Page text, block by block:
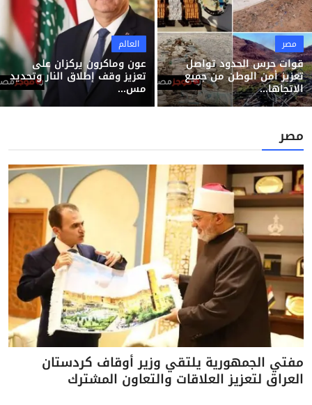
مصر
قوات حرس الحدود تواصل
تعزيز أمن الوطن من جميع
الاتجاها...
العالم
عون وماكرون يركزان على
تعزيز وقف إطلاق النار وتحديد
مس...
مصر
مفتي الجمهورية يلتقي وزير أوقاف كردستان
العراق لتعزيز العلاقات والتعاون المشترك